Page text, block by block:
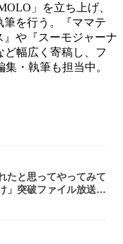
」を立ち上げ、
を行う。『ママテ
や『スーモジャーナ
ど幅広く寄稿し、フ
・執筆も担当中。
たと思ってやってみて
」突破ファイル放送で